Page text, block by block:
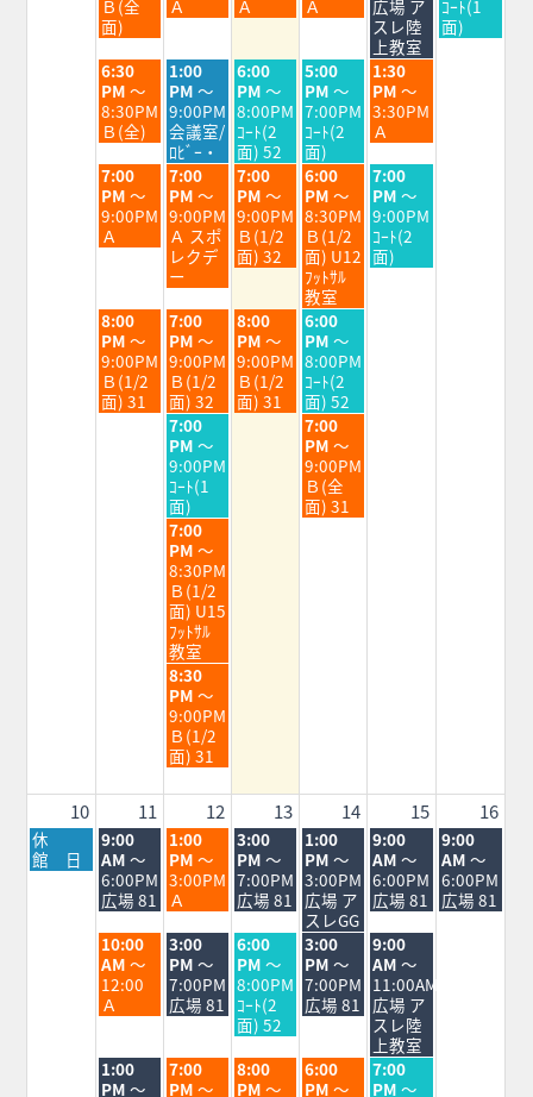
月
4th
2026
Ｂ(全
面)
月
2026
Ａ
月
2026
Ａ
月
2026
Ａ
月
8th
2026
広場 ア
スレ陸
上教室
月
9th
ｺｰﾄ(1
面)
火
曜
日,
8
月
4th
2026
6:30
PM ～
8:30PM
Ｂ(全)
水
曜
日,
8
月
5th
2026
1:00
PM ～
9:00PM
会議室/
ﾛﾋﾞｰ・
木
曜
日,
8
月
6th
2026
6:00
PM ～
8:00PM
ｺｰﾄ(2
面) 52
金
曜
日,
8
月
7th
2026
5:00
PM ～
7:00PM
ｺｰﾄ(2
面)
土
曜
日,
8
月
8th
2026
1:30
PM ～
3:30PM
Ａ
火
曜
日,
8
月
7:00
PM ～
9:00PM
Ａ
水
曜
日,
8
月
5th
2026
7:00
PM ～
9:00PM
Ａ スポ
レクデ
ー
木
曜
日,
8
月
6th
7:00
PM ～
9:00PM
Ｂ(1/2
面) 32
金
曜
日,
8
月
7th
2026
6:00
PM ～
8:30PM
Ｂ(1/2
面) U12
ﾌｯﾄｻﾙ
教室
土
曜
日,
8
月
8th
7:00
PM ～
9:00PM
ｺｰﾄ(2
面)
火
曜
日,
8
月
4th
8:00
PM ～
9:00PM
Ｂ(1/2
面) 31
水
曜
日,
8
月
5th
2026
7:00
PM ～
9:00PM
Ｂ(1/2
面) 32
木
曜
日,
8
月
6th
8:00
PM ～
9:00PM
Ｂ(1/2
面) 31
金
曜
日,
8
月
7th
2026
6:00
PM ～
8:00PM
ｺｰﾄ(2
面) 52
水
曜
日,
8
月
5th
2026
7:00
PM ～
9:00PM
ｺｰﾄ(1
面)
金
曜
日,
8
月
7th
7:00
PM ～
9:00PM
Ｂ(全
面) 31
水
曜
日,
8
月
5th
2026
7:00
PM ～
8:30PM
Ｂ(1/2
面) U15
ﾌｯﾄｻﾙ
教室
水
曜
日,
8
月
5th
2026
8:30
PM ～
9:00PM
Ｂ(1/2
面) 31
10 11 12 13 14 15 16
月
曜
日,
休
館 日
火
曜
日,
8
月
11th
2026
9:00
AM ～
6:00PM
広場 81
水
曜
日,
8
月
12th
2026
1:00
PM ～
3:00PM
Ａ
木
曜
日,
8
月
13th
2026
3:00
PM ～
7:00PM
広場 81
金
曜
日,
8
月
14th
2026
1:00
PM ～
3:00PM
広場 ア
スレGG
土
曜
日,
8
月
15th
2026
9:00
AM ～
6:00PM
広場 81
日
曜
日,
8
月
9:00
AM ～
6:00PM
広場 81
火
曜
日,
8
月
2026
10:00
AM ～
12:00
Ａ
水
曜
日,
8
月
2026
3:00
PM ～
7:00PM
広場 81
木
曜
日,
8
月
13th
2026
6:00
PM ～
8:00PM
ｺｰﾄ(2
面) 52
金
曜
日,
8
月
2026
3:00
PM ～
7:00PM
広場 81
土
曜
日,
8
月
15th
2026
9:00
AM ～
11:00AM
広場 ア
スレ陸
上教室
火
曜
1:00
PM ～
水
曜
7:00
PM ～
木
曜
8:00
PM ～
金
曜
6:00
PM ～
土
曜
7:00
PM ～